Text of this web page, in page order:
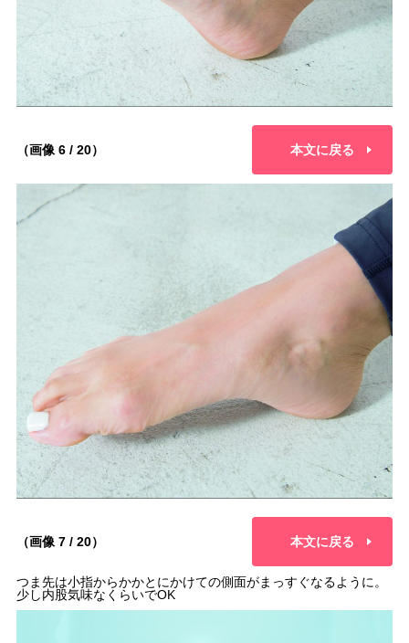
（画像 6 / 20） 本文に戻る
（画像 7 / 20） 本文に戻る
つま先は小指からかかとにかけての側面がまっすぐなるように。
少し内股気味なくらいでOK